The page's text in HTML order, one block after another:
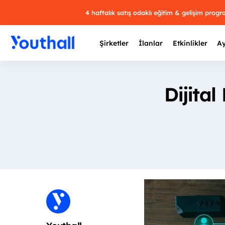
4 haftalık satış odaklı eğitim & gelişim
Şirketler İlanlar Etkinlikler
Dijital